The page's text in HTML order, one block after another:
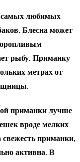
самых любимых
Блесна может
рыбу. Приманку
метрах от
приманки лучше
вроде мелких
приманки,
активна. В